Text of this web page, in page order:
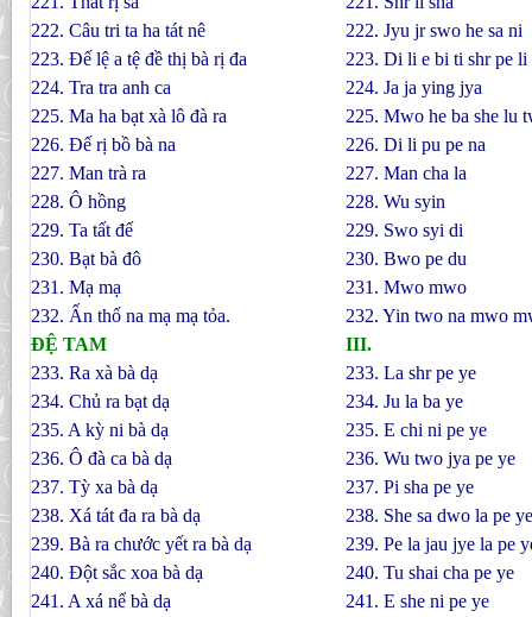
222. Câu tri ta ha tát nê
222. Jyu jr swo he sa ni
223. Ðế lệ a tệ đề thị bà rị đa
223. Di li e bi ti shr pe li
224. Tra tra anh ca
224. Ja ja ying jya
225. Ma ha bạt xà lô đà ra
225. Mwo he ba she lu
226. Ðế rị bồ bà na
226. Di li pu pe na
227. Man trà ra
227. Man cha la
228. Ô hồng
228. Wu syin
229. Ta tất đế
229. Swo syi di
230. Bạt bà đô
230. Bwo pe du
231. Mạ mạ
231. Mwo mwo
232. Ấn thố na mạ mạ tỏa.
232. Yin two na mwo
ÐỆ TAM
III.
233. Ra xà bà dạ
233. La shr pe ye
234. Chủ ra bạt dạ
234. Ju la ba ye
235. A kỳ ni bà dạ
235. E chi ni pe ye
236. Ô đà ca bà dạ
236. Wu two jya pe ye
237. Tỳ xa bà dạ
237. Pi sha pe ye
238. Xá tát đa ra bà dạ
238. She sa dwo la pe ye
239. Bà ra chước yết ra bà dạ
239. Pe la jau jye la pe
240. Ðột sắc xoa bà dạ
240. Tu shai cha pe ye
241. A xá nể bà dạ
241. E she ni pe ye